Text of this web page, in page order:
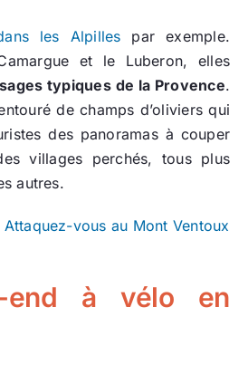
les Alpilles par exemple.
et le Luberon, elles
typiques de la Provence.
de champs d’oliviers qui
des panoramas à couper
villages perchés, tous plus
autres.
Attaquez-vous au Mont Ventoux
end à vélo en